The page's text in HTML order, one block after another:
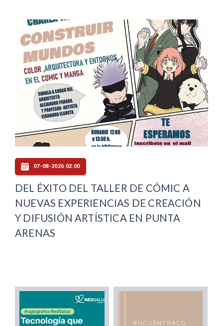
07-08-2026 02:00
DEL ÉXITO DEL TALLER DE CÓMIC A
NUEVAS EXPERIENCIAS DE CREACIÓN
Y DIFUSIÓN ARTÍSTICA EN PUNTA
ARENAS